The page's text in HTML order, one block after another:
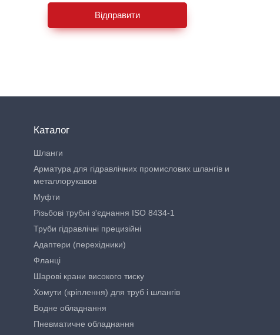
Відправити
Каталог
Шланги
Арматура для гідравлічних промислових шлангів и
металлорукавов
Муфти
Різьбові трубні з'єднання ISO 8434-1
Труби гідравлічні прецизійні
Адаптери (перехідники)
Фланці
Шарові крани високого тиску
Хомути (кріплення) для труб і шлангів
Водне обладнання
Пневматичне обладнання